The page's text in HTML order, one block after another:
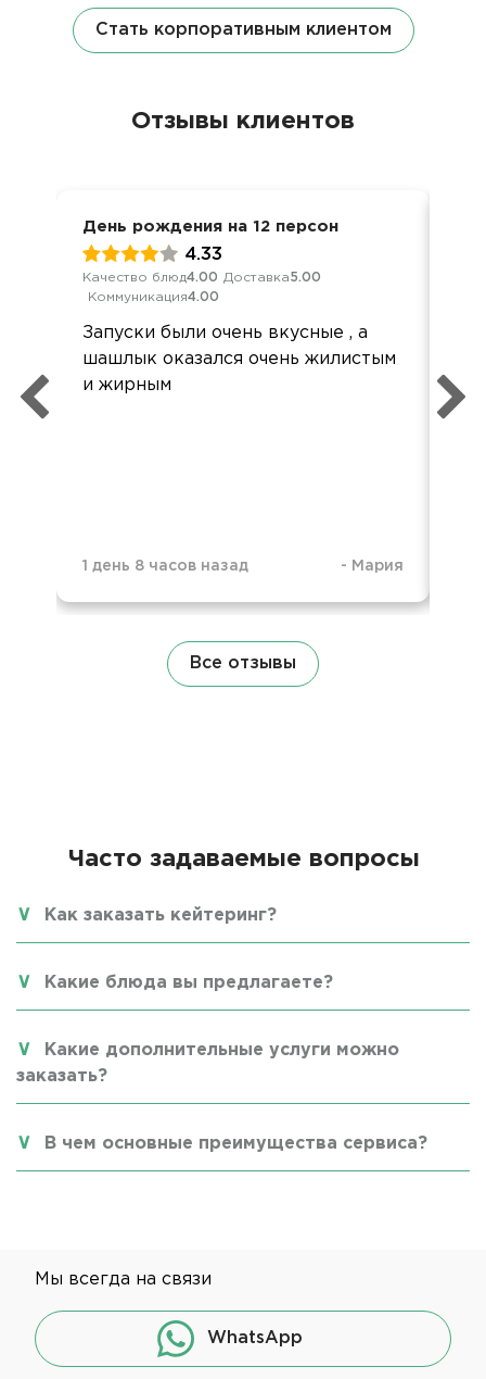
Стать корпоративным клиентом
Отзывы клиентов
День рождения на 12 персон
4.33
Качество блюд4.00 Доставка5.00
Коммуникация4.00
Запуски были очень вкусные , а
шашлык оказался очень жилистым
и жирным
1 день 8 часов назад - Мария
Все отзывы
Часто задаваемые вопросы
Как заказать кейтеринг?
Какие блюда вы предлагаете?
Какие дополнительные услуги можно
заказать?
В чем основные преимущества сервиса?
Мы всегда на связи
WhatsApp